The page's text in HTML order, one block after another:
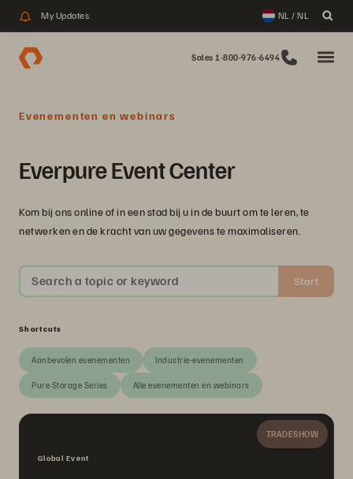
My Updates NL / NL
Sales 1-800-976-6494
Evenementen en webinars
Everpure Event Center
Kom bij ons online of in een stad bij u in de buurt om te leren, te
netwerken en de kracht van uw gegevens te maximaliseren.
Search a topic or keyword Start
Shortcuts
Aanbevolen evenementen Industrie-evenementen
Pure Storage Series Alle evenementen en webinars
TRADESHOW
Global Event